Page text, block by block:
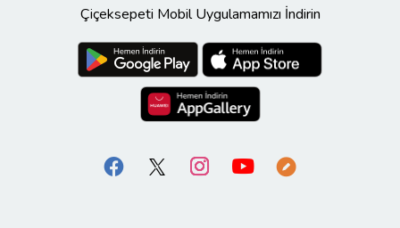
Çiçeksepeti Mobil Uygulamamızı İndirin